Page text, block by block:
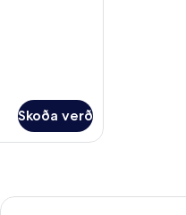
Skoða verð
Sleepover Doha South Node